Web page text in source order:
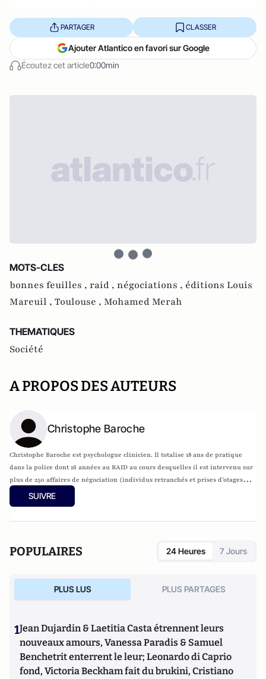
Écoutez cet article0:00min
PARTAGER CLASSER
Ajouter Atlantico en favori sur Google
MOTS-CLES
bonnes feuilles , raid , négociations , éditions Louis
Mareuil , Toulouse , Mohamed Merah
THEMATIQUES
Société
A PROPOS DES AUTEURS
Christophe Baroche
Christophe Baroche est psychologue clinicien. Il totalise 18 ans de pratique
dans la police dont 16 années au RAID au cours desquelles il est intervenu sur
plus de 250 affaires de négociation (individus retranchés et prises d’otages…).
Le souffleur
SUIVRE
POPULAIRES 24 Heures 7 Jours
PLUS LUS PLUS PARTAGES
1Jean Dujardin & Laetitia Casta étrennent leurs
nouveaux amours, Vanessa Paradis & Samuel
Benchetrit enterrent le leur; Leonardo di Caprio
fond, Victoria Beckham fait du brukini, Cristiano